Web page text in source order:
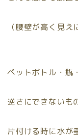
（腰壁が高く見え
ペットボトル・瓶
逆さにできないも
片付ける時に水が